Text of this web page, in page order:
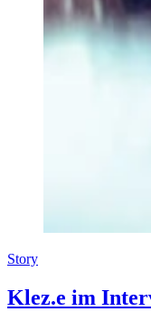
Story
Klez.e im